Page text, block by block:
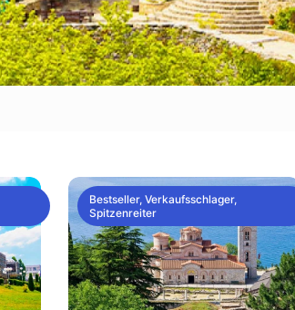
Bestseller, Verkaufsschlager,
Spitzenreiter